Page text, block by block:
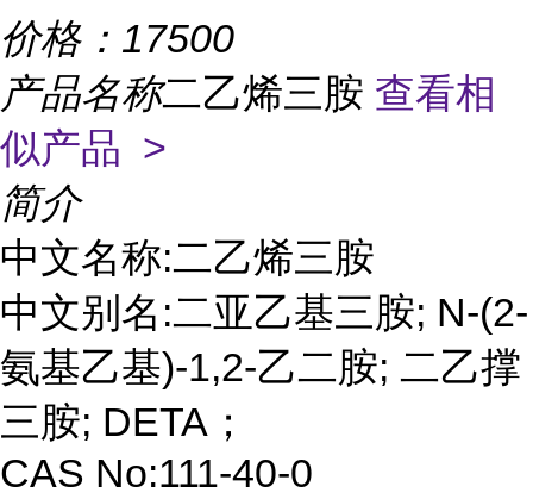
价格： 17500
产品名称二乙烯三胺 查看相
似产品 >
简介
中文名称:二乙烯三胺
中文别名:二亚乙基三胺; N-(2-
氨基乙基)-1,2-乙二胺; 二乙撑
三胺; DETA；
CAS No:111-40-0